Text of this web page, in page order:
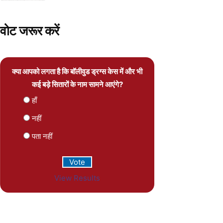
वोट जरूर करें
क्या आपको लगता है कि बॉलीवुड ड्रग्स केस में और भी
कई बड़े सितारों के नाम सामने आएंगे?
हाँ
नहीं
पता नहीं
View Results